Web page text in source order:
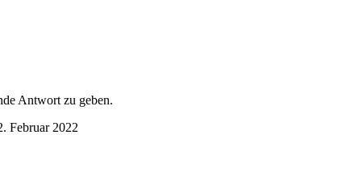
Antwort zu geben.
Februar 2022